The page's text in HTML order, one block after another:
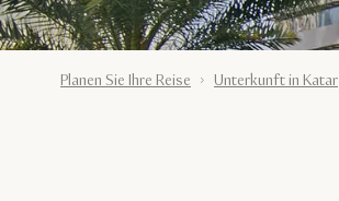
Planen Sie Ihre Reise Unterkunft in Katar